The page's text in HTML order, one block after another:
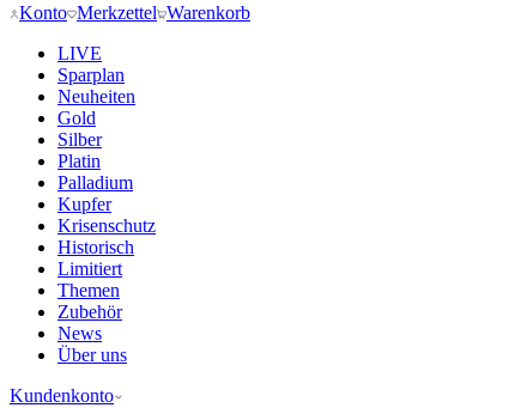
Konto Merkzettel Warenkorb
LIVE
Sparplan
Neuheiten
Gold
Silber
Platin
Palladium
Kupfer
Krisenschutz
Historisch
Limitiert
Themen
Zubehör
News
Über uns
Kundenkonto